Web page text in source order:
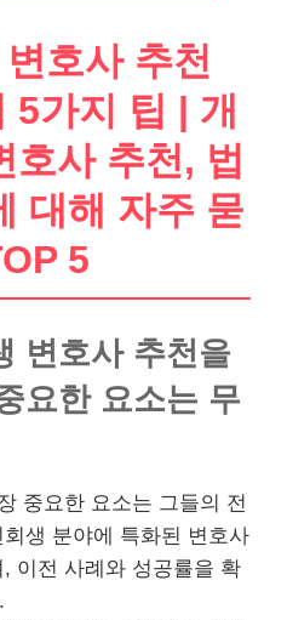
호사 추천
5가지 팁 | 개
호사 추천, 법
대해 자주 묻
5
변호사 추천을
요한 요소는 무
중요한 요소는 그들의 전
생 분야에 특화된 변호사
이전 사례와 성공률을 확